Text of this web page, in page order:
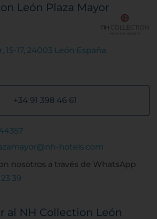
León Plaza Mayor
15-17, 24003 León España
+34 91 398 46 61
hotels.com
nosotros a través de WhatsApp
39
al NH Collection León